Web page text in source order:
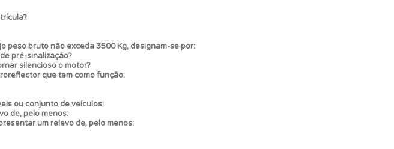
peso bruto não exceda 3500 Kg, designam-se por:
pré-sinalização?
silencioso o motor?
que tem como função:
ou conjunto de veículos:
de, pelo menos:
um relevo de, pelo menos: